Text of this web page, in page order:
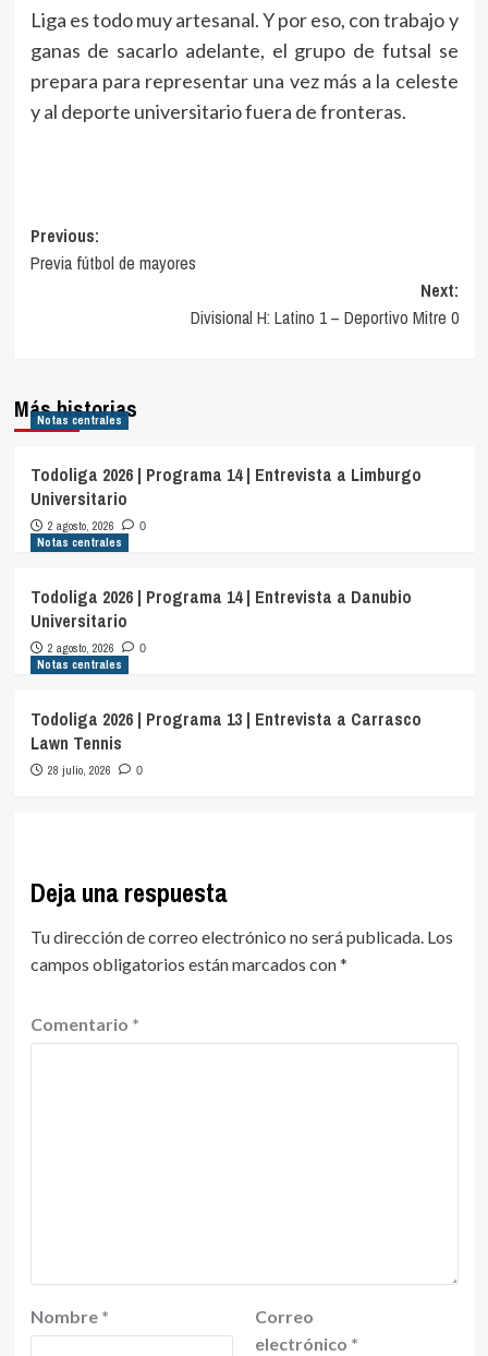
Liga es todo muy artesanal. Y por eso, con trabajo y
ganas de sacarlo adelante, el grupo de futsal se
prepara para representar una vez más a la celeste
y al deporte universitario fuera de fronteras.
Navegación
de
Previous:
Previa fútbol de mayores
Next:
Divisional H: Latino 1 – Deportivo Mitre 0
Más historias
Notas centrales
Todoliga 2026 | Programa 14 | Entrevista a Limburgo
Universitario
2 agosto, 2026 0
Notas centrales
Todoliga 2026 | Programa 14 | Entrevista a Danubio
Universitario
2 agosto, 2026 0
Notas centrales
Todoliga 2026 | Programa 13 | Entrevista a Carrasco
Lawn Tennis
28 julio, 2026 0
Deja una respuesta
Tu dirección de correo electrónico no será publicada. Los
campos obligatorios están marcados con*
Comentario *
Nombre *
Correo
electrónico *